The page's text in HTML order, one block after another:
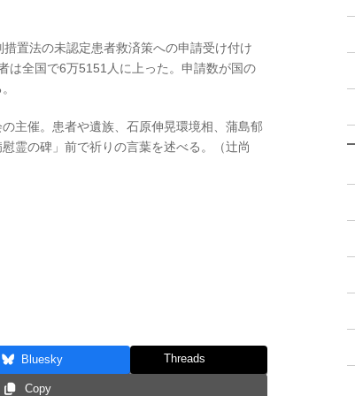
置法の未認定患者救済策への申請受け付け
は全国で6万5151人に上った。申請数が国の
主催。患者や遺族、石原伸晃環境相、蒲島郁
霊の碑」前で祈りの言葉を述べる。（辻尚
Bluesky Threads
Copy